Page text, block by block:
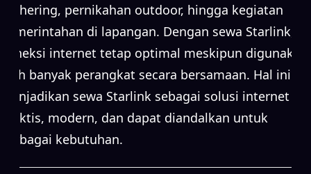
gathering, pernikahan outdoor, hingga kegiatan
pemerintahan di lapangan. Dengan sewa Starlink,
koneksi internet tetap optimal meskipun digunakan
oleh banyak perangkat secara bersamaan. Hal ini
menjadikan sewa Starlink sebagai solusi internet
praktis, modern, dan dapat diandalkan untuk
berbagai kebutuhan.